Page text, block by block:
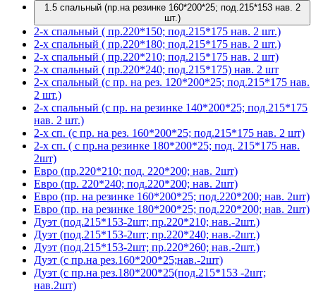
1.5 спальный (пр.на резинке 160*200*25; под.215*153 нав. 2
шт.)
2-х спальный ( пр.220*150; под.215*175 нав. 2 шт.)
2-х спальный ( пр.220*180; под.215*175 нав. 2 шт.)
2-х спальный ( пр.220*210; под.215*175 нав. 2 шт)
2-х спальный ( пр.220*240; под.215*175) нав. 2 шт
2-х спальный (с пр. на рез. 120*200*25; под.215*175 нав.
2 шт.)
2-х спальный (с пр. на резинке 140*200*25; под.215*175
нав. 2 шт.)
2-х сп. (с пр. на рез. 160*200*25; под.215*175 нав. 2 шт)
2-х сп. ( с пр.на резинке 180*200*25; под. 215*175 нав.
2шт)
Евро (пр.220*210; под. 220*200; нав. 2шт)
Евро (пр. 220*240; под.220*200; нав. 2шт)
Евро (пр. на резинке 160*200*25; под.220*200; нав. 2шт)
Евро (пр. на резинке 180*200*25; под.220*200; нав. 2шт)
Дуэт (под.215*153-2шт; пр.220*210; нав.-2шт.)
Дуэт (под.215*153-2шт; пр.220*240; нав.-2шт.)
Дуэт (под.215*153-2шт; пр.220*260; нав.-2шт.)
Дуэт (с пр.на рез.160*200*25;нав.-2шт)
Дуэт (с пр.на рез.180*200*25(под.215*153 -2шт;
нав.2шт)